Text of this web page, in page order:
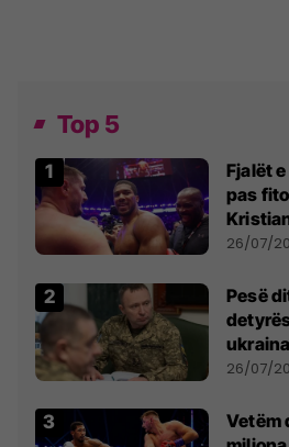
Top 5
Fjalët
pas
26/07/
Pesë
kontroll
26/07/
Vetëm